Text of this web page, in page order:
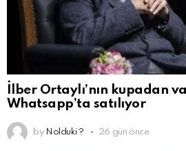
İlber Ortaylı’nın kupadan
Whatsapp’ta satılıyor
by Nolduki ? 26 gün önce